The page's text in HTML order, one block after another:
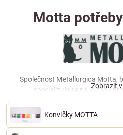
Motta
Společnost Metallurgica Motta,
specializuje se na výrobu
Kompletní sortiment výrobků
potřeby pro domácnosti, bary,
moderní design a vysoká kvalita
Zobrazit
Konvičky MOTTA